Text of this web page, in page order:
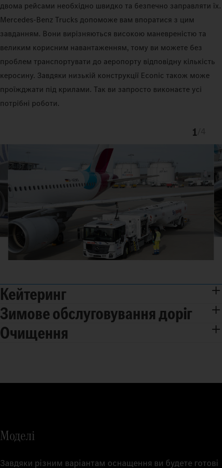
двома рейсами необхідно швидко та безпечно заправляти їх.
Mercedes-Benz Trucks допоможе вам впоратися з цим
завданням. Вони вирізняються високою маневреністю та
великим корисним навантаженням, тому ви можете без
проблем транспортувати до аеропорту відповідну кількість
керосину. Завдяки низькій конструкції Econic також може
проїжджати під крилами. Так ви запросто виконаєте усі
потрібні роботи.
1
Кейтеринг
Зимове обслуговування доріг
Очищення
Моделі
Завдяки різним варіантам оснащення ви будете готові